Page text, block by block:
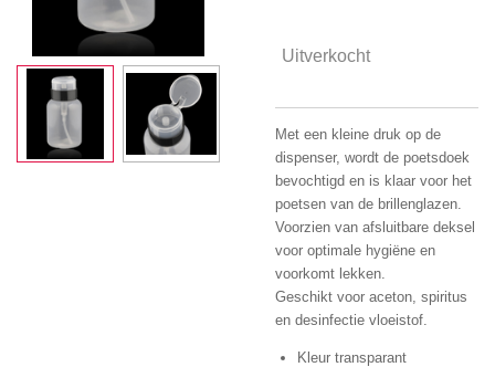
Uitverkocht
Met een kleine druk op de
dispenser, wordt de poetsdoek
bevochtigd en is klaar voor het
poetsen van de brillenglazen.
Voorzien van afsluitbare deksel
voor optimale hygiëne en
voorkomt lekken.
Geschikt voor aceton, spiritus
en desinfectie vloeistof.
Kleur transparant